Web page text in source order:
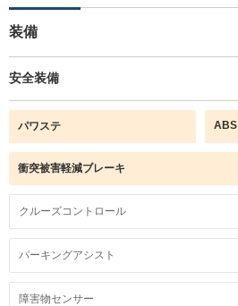
装備
安全装備
パワステ ABS
衝突被害軽減ブレーキ
クルーズコントロール
パーキングアシスト
障害物センサー